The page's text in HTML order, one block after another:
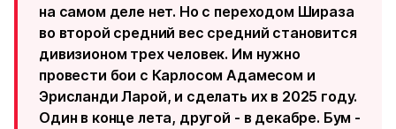
на самом деле нет. Но с переходом Шираза
во второй средний вес средний становится
дивизионом трех человек. Им нужно
провести бои с Карлосом Адамесом и
Эрисланди Ларой, и сделать их в 2025 году.
Один в конце лета, другой - в декабре. Бум -